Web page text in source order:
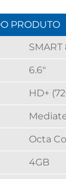
PRODUTO
SMART
6.6"
HD+
Octa
4GB